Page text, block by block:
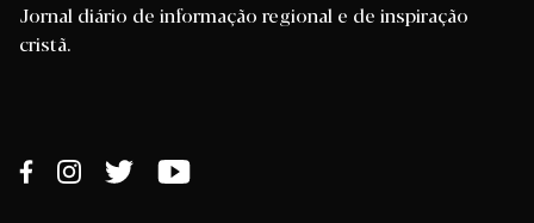
Jornal diário de informação regional e de inspiração
cristã.